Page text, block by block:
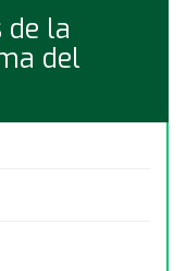
de la
del